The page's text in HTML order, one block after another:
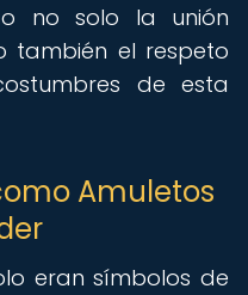
no solo la unión
también el respeto
de esta
Amuletos
eran símbolos de